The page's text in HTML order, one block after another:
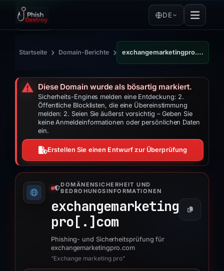
DE
Startseite › Domain-Berichte › exchangemarketingpro.com
⚠️ Diese Domain wurde als bösartig markiert.
Sicherheits-Engines melden eine Entdeckung: 2.
Öffentliche Blocklisten, die eine Übereinstimmung
melden: 2. Seien Sie äußerst vorsichtig – Geben Sie
keine Anmeldeinformationen oder persönlichen Daten
ein.
Erstellen Sie einen Entwurf zur Überprüfung
DOMÄNENSICHERHEIT UND
BEDROHUNGSINFORMATIONEN
exchangemarketing
pro[.] com
Phishing- und Sicherheitsprüfung für
exchangemarketingpro.com
“Exchange marketing pro”